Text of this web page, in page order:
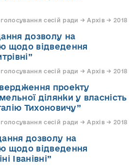
сесій ради → Архів → 2018
дозволу на
щодо відведення
сесій ради → Архів → 2018
проекту
ділянки у власність
Тихоновичу”
сесій ради → Архів → 2018
дозволу на
щодо відведення
Іванівні”